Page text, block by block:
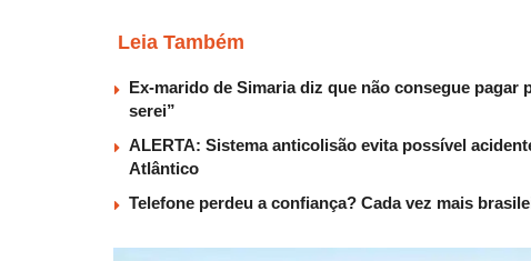
Leia Também
Ex-marido de Simaria diz que não consegue pagar
serei”
ALERTA: Sistema anticolisão evita possível
Atlântico
Telefone perdeu a confiança? Cada vez mais